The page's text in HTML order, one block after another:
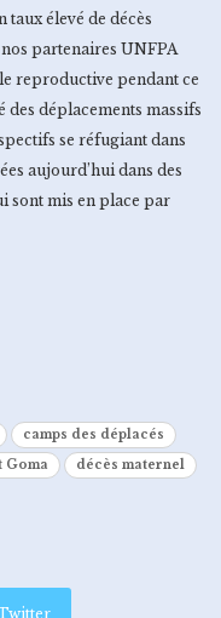
élevé de décès
partenaires UNFPA
reproductive pendant ce
déplacements massifs
se réfugiant dans
aujourd’hui dans des
sont mis en place par
camps des déplacés
Goma
décès maternel